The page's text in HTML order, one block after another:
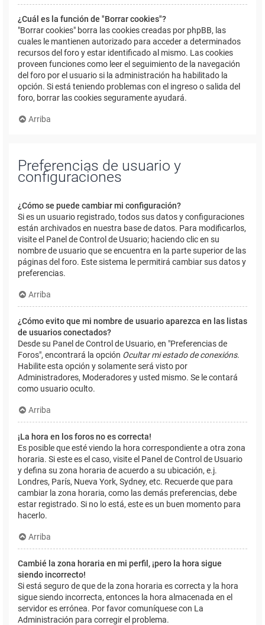
¿Cuál es la función de "Borrar cookies"?
"Borrar cookies" borra las cookies creadas por phpBB, las
cuales le mantienen autorizado para acceder a determinados
recursos del foro y estar identificado al mismo. Las cookies
proveen funciones como leer el seguimiento de la navegación
del foro por el usuario si la administración ha habilitado la
opción. Si está teniendo problemas con el ingreso o salida del
foro, borrar las cookies seguramente ayudará.
Arriba
Preferencias de usuario y
configuraciones
¿Cómo se puede cambiar mi configuración?
Si es un usuario registrado, todos sus datos y configuraciones
están archivados en nuestra base de datos. Para modificarlos,
visite el Panel de Control de Usuario; haciendo clic en su
nombre de usuario que se encuentra en la parte superior de las
páginas del foro. Este sistema le permitirá cambiar sus datos y
preferencias.
Arriba
¿Cómo evito que mi nombre de usuario aparezca en las listas
de usuarios conectados?
Desde su Panel de Control de Usuario, en "Preferencias de
Foros", encontrará la opción Ocultar mi estado de conexións.
Habilite esta opción y solamente será visto por
Administradores, Moderadores y usted mismo. Se le contará
como usuario oculto.
Arriba
¡La hora en los foros no es correcta!
Es posible que esté viendo la hora correspondiente a otra zona
horaria. Si este es el caso, visite el Panel de Control de Usuario
y defina su zona horaria de acuerdo a su ubicación, e.j.
Londres, París, Nueva York, Sydney, etc. Recuerde que para
cambiar la zona horaria, como las demás preferencias, debe
estar registrado. Si no lo está, este es un buen momento para
hacerlo.
Arriba
Cambié la zona horaria en mi perfil, ¡pero la hora sigue
siendo incorrecto!
Si está seguro de que de la zona horaria es correcta y la hora
sigue siendo incorrecta, entonces la hora almacenada en el
servidor es errónea. Por favor comuníquese con La
Administración para corregir el problema.